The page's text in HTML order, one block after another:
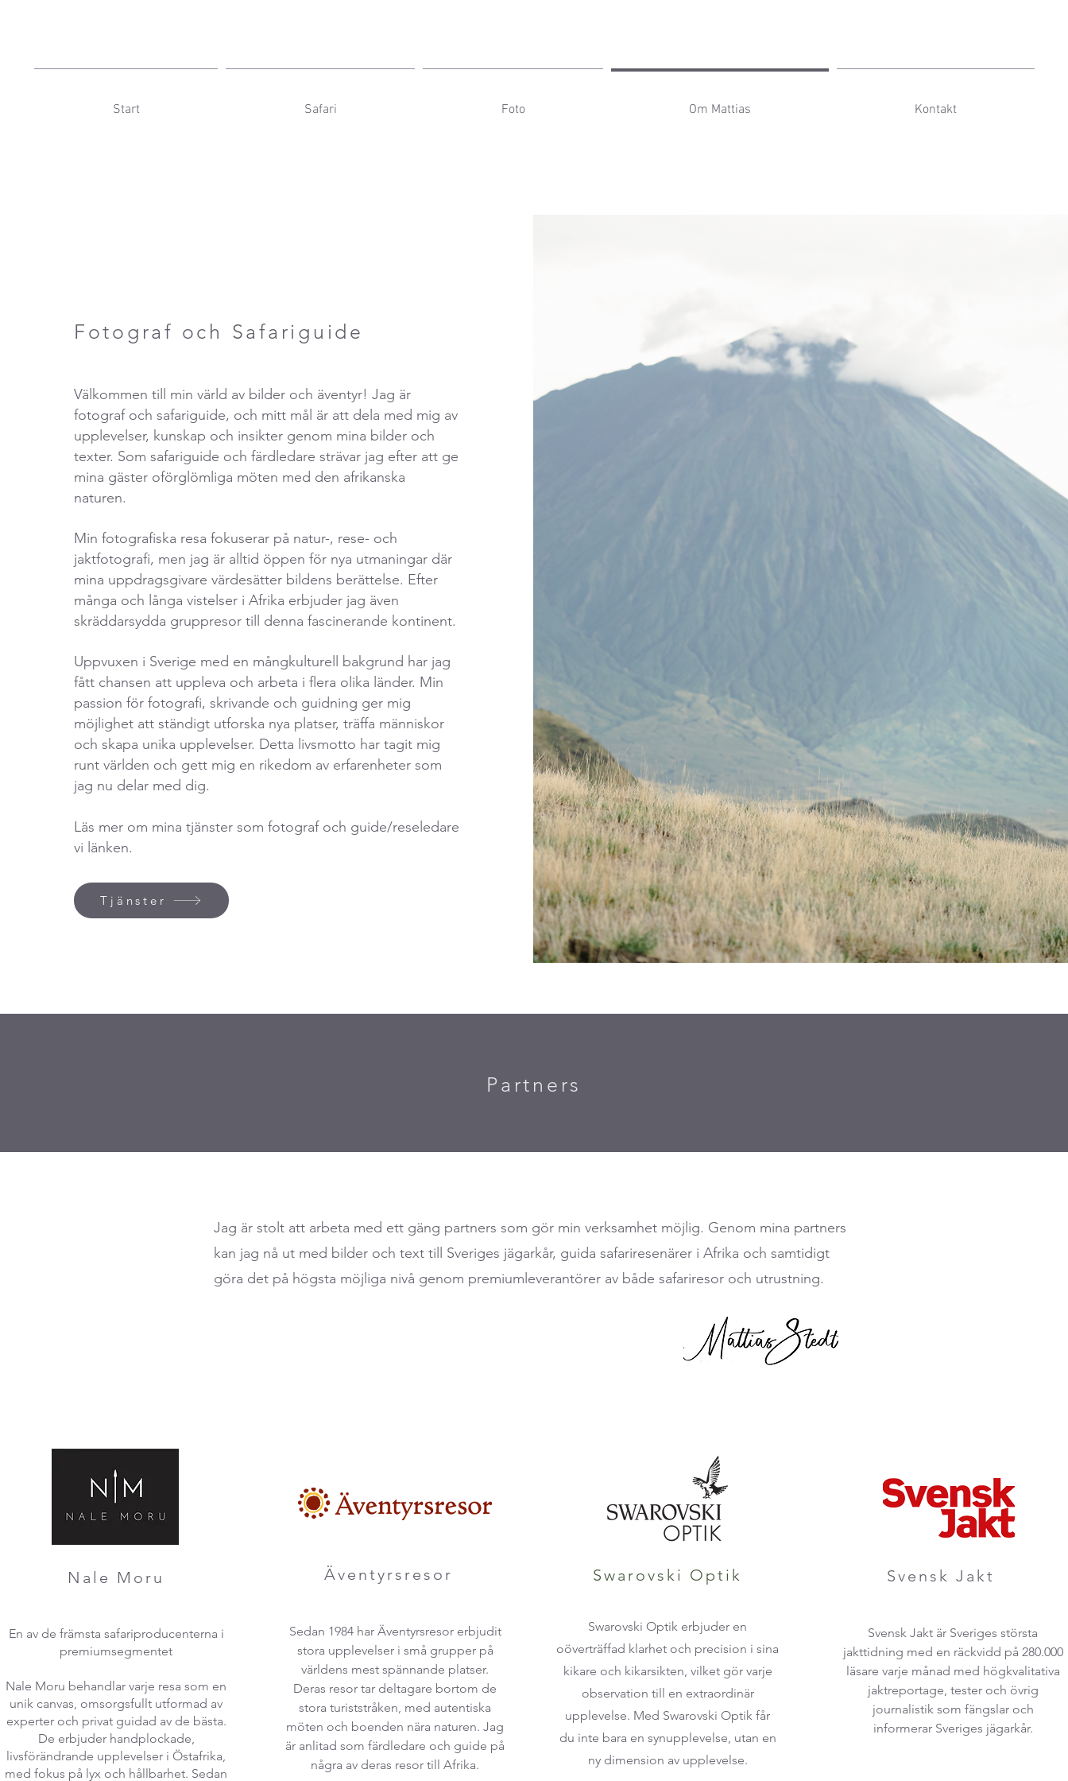
Start Safari Foto Om Mattias Kontakt
Fotograf och Safariguide
Välkommen till min värld av bilder och äventyr! Jag är
fotograf och safariguide, och mitt mål är att dela med mig av
upplevelser, kunskap och insikter genom mina bilder och
texter. Som safariguide och färdledare strävar jag efter att ge
mina gäster oförglömliga möten med den afrikanska
naturen.
Min fotografiska resa fokuserar på natur-, rese- och
jaktfotografi, men jag är alltid öppen för nya utmaningar där
mina uppdragsgivare värdesätter bildens berättelse. Efter
många och långa vistelser i Afrika erbjuder jag även
skräddarsydda gruppresor till denna fascinerande kontinent.
Uppvuxen i Sverige med en mångkulturell bakgrund har jag
fått chansen att uppleva och arbeta i flera olika länder. Min
passion för fotografi, skrivande och guidning ger mig
möjlighet att ständigt utforska nya platser, träffa människor
och skapa unika upplevelser. Detta livsmotto har tagit mig
runt världen och gett mig en rikedom av erfarenheter som
jag nu delar med dig.
Läs mer om mina tjänster som fotograf och guide/reseledare
vi länken.
Tjänster
Partners
Jag är stolt att arbeta med ett gäng partners som gör min verksamhet möjlig. Genom mina partners
kan jag nå ut med bilder och text till Sveriges jägarkår, guida safariresenärer i Afrika och samtidigt
göra det på högsta möjliga nivå genom premiumleverantörer av både safariresor och utrustning.
Nale Moru
En av de främsta safariproducenterna i
premiumsegmentet
Nale Moru behandlar varje resa som en
unik canvas, omsorgsfullt utformad av
experter och privat guidad av de bästa.
De erbjuder handplockade,
livsförändrande upplevelser i Östafrika,
med fokus på lyx och hållbarhet. Sedan
Äventyrsresor
Sedan 1984 har Äventyrsresor erbjudit
stora upplevelser i små grupper på
världens mest spännande platser.
Deras resor tar deltagare bortom de
stora turiststråken, med autentiska
möten och boenden nära naturen. Jag
är anlitad som färdledare och guide på
några av deras resor till Afrika.
Swarovski Optik
Swarovski Optik erbjuder en
oöverträffad klarhet och precision i sina
kikare och kikarsikten, vilket gör varje
observation till en extraordinär
upplevelse. Med Swarovski Optik får
du inte bara en synupplevelse, utan en
ny dimension av upplevelse.
Svensk Jakt
Svensk Jakt är Sveriges största
jakttidning med en räckvidd på 280.000
läsare varje månad med högkvalitativa
jaktreportage, tester och övrig
journalistik som fängslar och
informerar Sveriges jägarkår.